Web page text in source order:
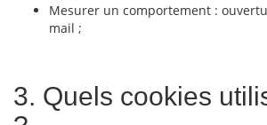
Mesurer un comportement :
mail ;
3. Quels cookies